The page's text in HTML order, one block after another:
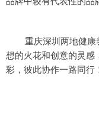
重庆深圳两地健康
想的火花和创意的灵感
彩，彼此协作一路同行